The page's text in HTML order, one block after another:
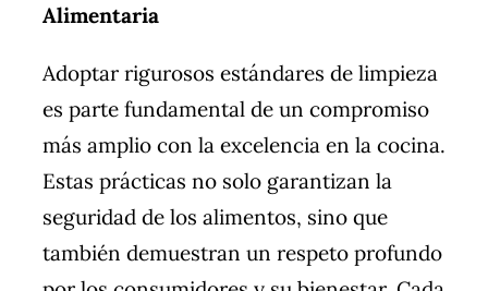
Alimentaria
Adoptar rigurosos estándares de limpieza
es parte fundamental de un compromiso
más amplio con la excelencia en la cocina.
Estas prácticas no solo garantizan la
seguridad de los alimentos, sino que
también demuestran un respeto profundo